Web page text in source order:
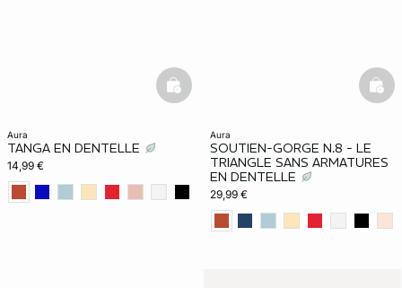
aura
TANGA EN DENTELLE
14,99 €
basketfull
aura
SOUTIEN-GORGE N.8 - LE
TRIANGLE SANS ARMATURES
EN DENTELLE
29,99 €